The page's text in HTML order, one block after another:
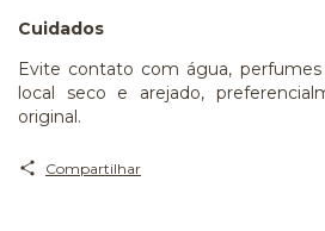
Cuidados
Evite contato com água,
local seco e arejado,
original.
Compartilhar